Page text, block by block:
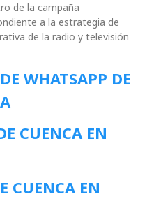
de la campaña
a la estrategia de
de la radio y televisión
WHATSAPP DE
CUENCA EN
CUENCA EN